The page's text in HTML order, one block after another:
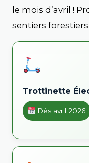
le mois d’avril !
sentiers
Trottinette
Dès avril 2026